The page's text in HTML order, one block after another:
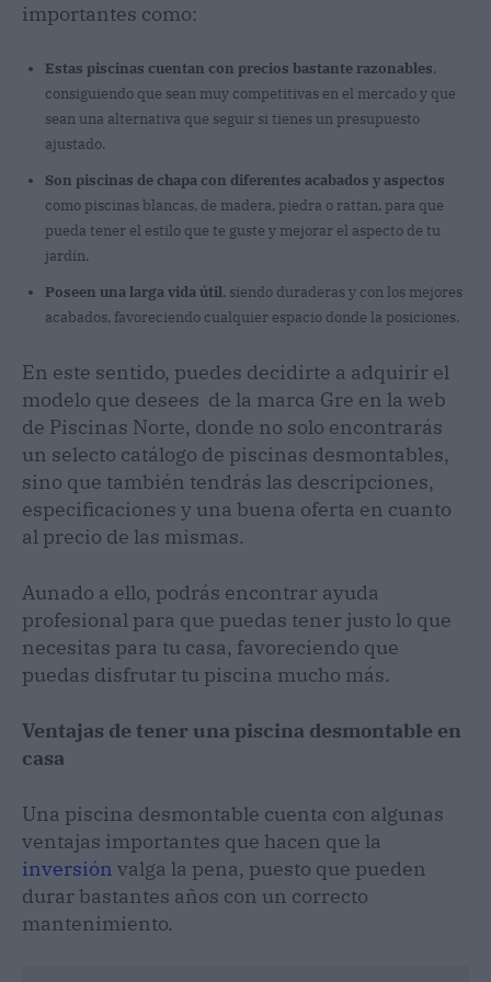
importantes como:
Estas piscinas cuentan con precios bastante razonables,
consiguiendo que sean muy competitivas en el mercado y que
sean una alternativa que seguir si tienes un presupuesto
ajustado.
Son piscinas de chapa con diferentes acabados y aspectos
como piscinas blancas, de madera, piedra o rattan, para que
pueda tener el estilo que te guste y mejorar el aspecto de tu
jardín.
Poseen una larga vida útil, siendo duraderas y con los mejores
acabados, favoreciendo cualquier espacio donde la posiciones.
En este sentido, puedes decidirte a adquirir el
modelo que desees de la marca Gre en la web
de Piscinas Norte, donde no solo encontrarás
un selecto catálogo de piscinas desmontables,
sino que también tendrás las descripciones,
especificaciones y una buena oferta en cuanto
al precio de las mismas.
Aunado a ello, podrás encontrar ayuda
profesional para que puedas tener justo lo que
necesitas para tu casa, favoreciendo que
puedas disfrutar tu piscina mucho más.
Ventajas de tener una piscina desmontable en
casa
Una piscina desmontable cuenta con algunas
ventajas importantes que hacen que la
inversión valga la pena, puesto que pueden
durar bastantes años con un correcto
mantenimiento.